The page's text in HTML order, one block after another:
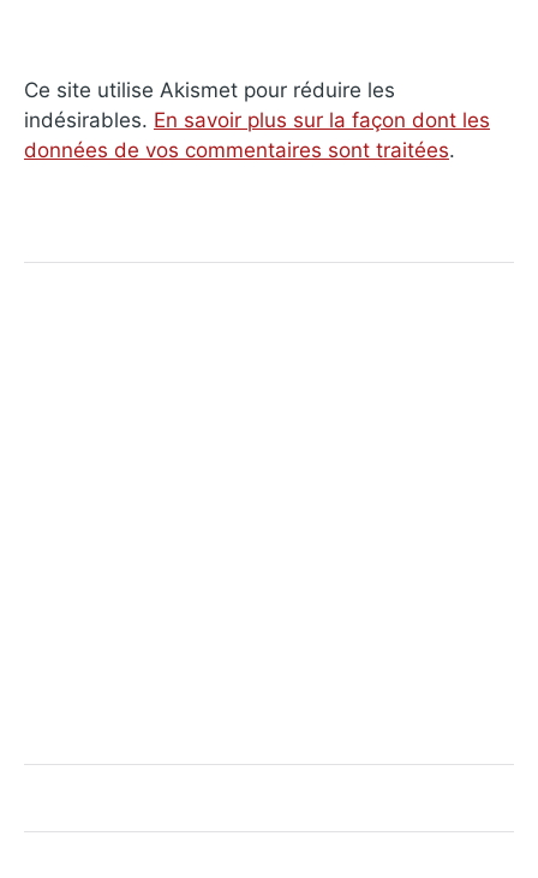
Ce site utilise Akismet pour réduire les
indésirables. En savoir plus sur la façon dont les
données de vos commentaires sont traitées.